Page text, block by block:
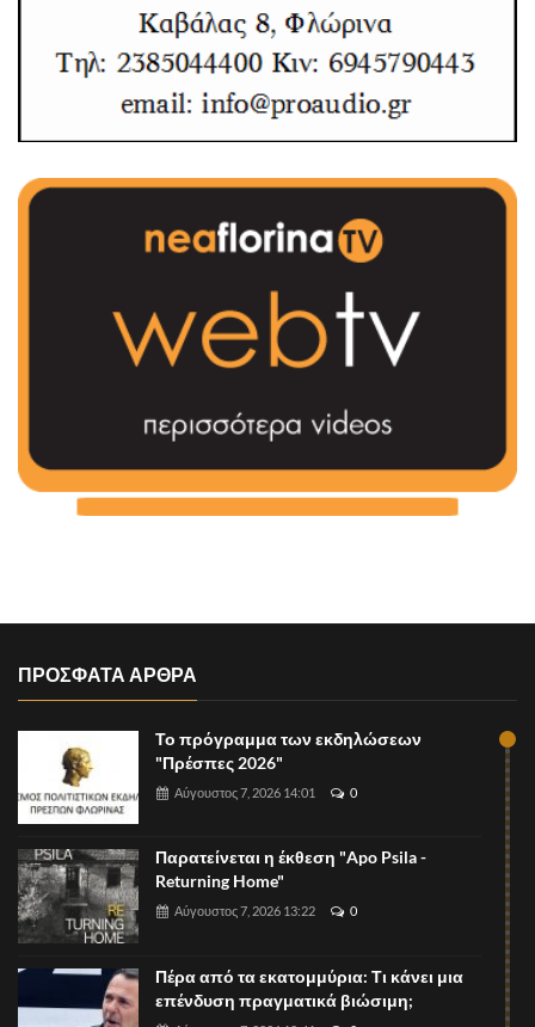
ΠΡΟΣΦΑΤΑ ΑΡΘΡΑ
Το πρόγραμμα των εκδηλώσεων
"Πρέσπες 2026"
Αύγουστος 7, 2026 14:01 0
Παρατείνεται η έκθεση "Apo Psila -
Returning Home"
Αύγουστος 7, 2026 13:22 0
Πέρα από τα εκατομμύρια: Τι κάνει μια
επένδυση πραγματικά βιώσιμη;